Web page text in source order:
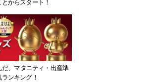
からスタート！
、マタニティ・出産準
ンキング！